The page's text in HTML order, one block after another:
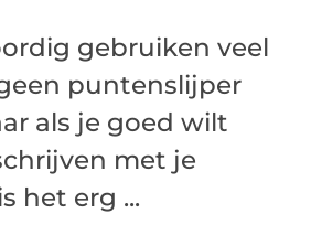
gebruiken veel
puntenslijper
als je goed wilt
met je
het erg ...